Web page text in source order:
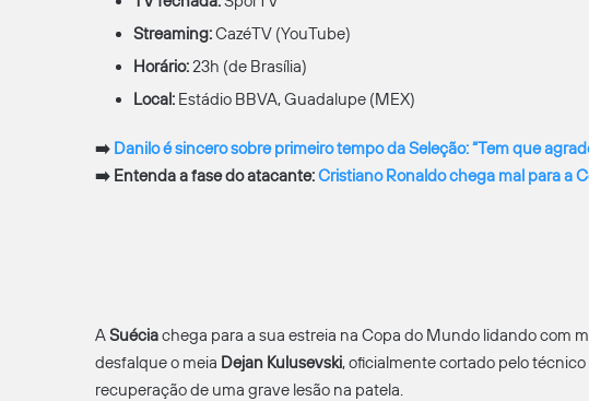
Streaming:CazéTV (YouTube)
Horário:23h (de Brasília)
Local: Estádio BBVA, Guadalupe (MEX)
➡️ Danilo é sincero sobre primeiro tempo da Seleção: “Tem que
➡️ Entenda a fase do atacante:Cristiano Ronaldo chega mal para a
ASuéciachega para a sua estreia na Copa do Mundo lidando com
desfalque o meia Dejan Kulusevski, oficialmente cortado pelo técnico
recuperação de uma grave lesão na patela.